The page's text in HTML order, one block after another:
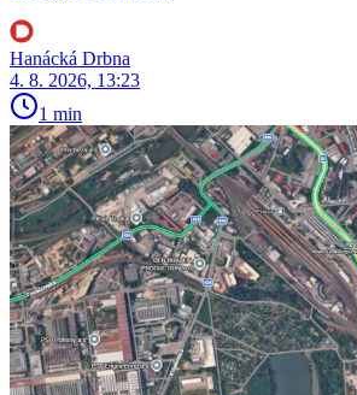
Hanácká Drbna
4. 8. 2026, 13:23
1 min